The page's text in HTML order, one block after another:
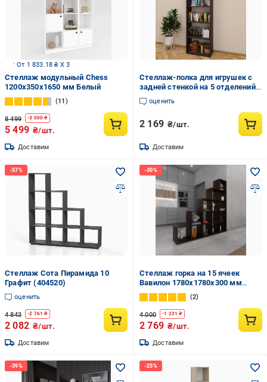
От 1 833.18 ₴ X 3
Стеллаж модульный Chess
1200х350х1650 мм Белый
11
8 499 -3 000 ₴
5 499 ₴/шт.
Доставим
Стеллаж-полка для игрушек с
задней стенкой на 5 отделений
190х60х30 см Венге (A-4)
оценить
2 169 ₴/шт.
Доставим
Стеллаж Сота Пирамида 10
Графит (404520)
оценить
4 843 -2 761 ₴
2 082 ₴/шт.
Доставим
Стеллаж горка на 15 ячеек
Вавилон 1780х1780х300 мм
Венге
2
4 000 -1 231 ₴
2 769 ₴/шт.
Доставим